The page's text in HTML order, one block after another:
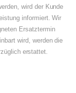
wird der Kunde
informiert. Wir
Ersatztermin
wird, werden die
erstattet.